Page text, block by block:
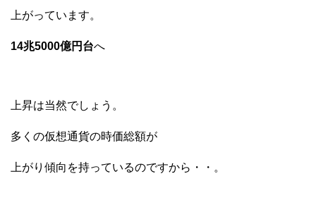
上がっています。
14兆5000億円台へ
上昇は当然でしょう。
多くの仮想通貨の時価総額が
上がり傾向を持っているのですから・・。